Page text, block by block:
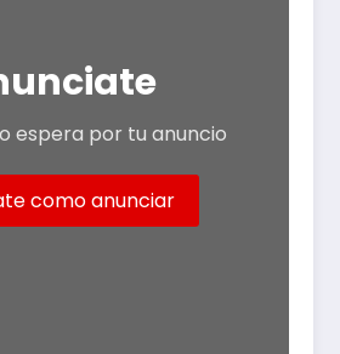
espera por tu anuncio
como anunciar